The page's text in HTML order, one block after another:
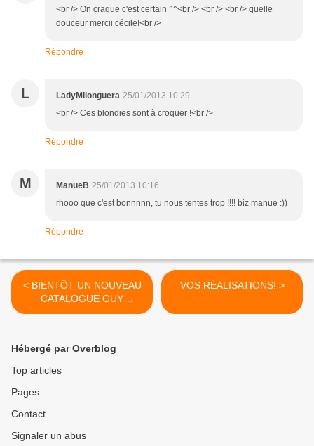
<br /> On craque c'est certain ^^<br /> <br /> <br /> quelle
douceur mercii cécile!<br />
Répondre
L LadyMilonguera 25/01/2013 10:29
<br /> Ces blondies sont à croquer !<br />
Répondre
M ManueB 25/01/2013 10:16
rhooo que c'est bonnnnn, tu nous tentes trop !!!! biz manue :))
Répondre
< BIENTÔT UN NOUVEAU
CATALOGUE GUY
DEMARLE®!
VOS RÉALISATIONS! >
Hébergé par Overblog
Top articles
Pages
Contact
Signaler un abus